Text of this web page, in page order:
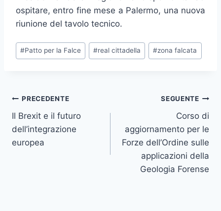
ospitare, entro fine mese a Palermo, una nuova
riunione del tavolo tecnico.
Tag
articolo:
#Patto per la Falce #real cittadella #zona falcata
Navigazione
articoli
PRECEDENTE
Il Brexit e il futuro
dell’integrazione
europea
SEGUENTE
Corso di
aggiornamento per le
Forze dell’Ordine sulle
applicazioni della
Geologia Forense